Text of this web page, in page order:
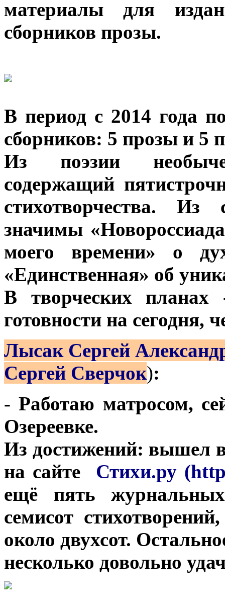
материалы для
сборников прозы.
В период с 2014 года
сборников: 5 прозы и 5
Из поэзии
содержащий
стихотворчества. Из
значимы
моего времени» о
«Единственная» об
В творческих планах
готовности на сегодня,
Лысак Сергей
Сергей Сверчок):
- Работаю матросом,
Озереевке.
Из достижений: вышел
на сайте Стихи.ру
ещё пять
семисот
около двухсот.
несколько довольно